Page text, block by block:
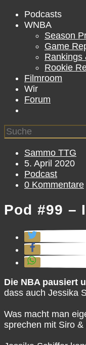
Podcasts
WNBA
Season
Game
Rankings
Rookie
Filmroom
Wir
Forum
Beitrags-
Autor:
Sammo TTG
Beitrag
veröffentlicht:
5. April 2020
Beitrags-
Kategorie:
Podcast
Beitrags-
0 Kommentare
Pod #99 –
Die NBA pausiert
dass auch Jessika
Was macht man
sprechen mit Siro